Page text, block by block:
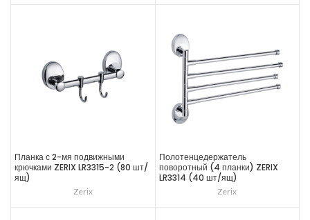
Планка с 2-мя подвижными
крючками ZERIX LR3315-2 (80 шт/
ящ)
Zerix
Полотенцедержатель
поворотный (4 планки) ZERIX
LR3314 (40 шт/ящ)
Zerix